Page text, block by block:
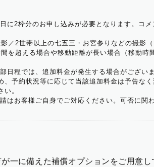
に2枠分のお申し込みが必要となります。コ
／2世帯以上の七五三・お宮参りなどの撮影
を超える場合や移動距離が長い場合（移動時
日程では、追加料金が発生する場合がござい
、予約状況等に応じて当該追加料金は予告な
。
はお客様ご自身でご対応ください。可否に関
一に備えた補償オプションをご用意し